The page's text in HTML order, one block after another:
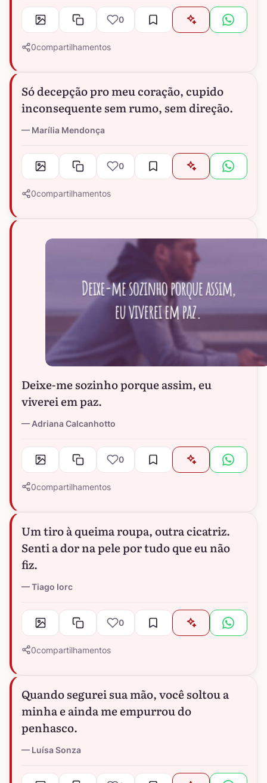
0
0compartilhamentos
Só decepção pro meu coração, cupido
inconsequente sem rumo, sem direção.
Marília Mendonça
0
0compartilhamentos
Deixe-me sozinho porque assim, eu
viverei em paz.
Adriana Calcanhotto
0
0compartilhamentos
Um tiro à queima roupa, outra cicatriz.
Senti a dor na pele por tudo que eu não
fiz.
Tiago Iorc
0
0compartilhamentos
Quando segurei sua mão, você soltou a
minha e ainda me empurrou do
penhasco.
Luísa Sonza